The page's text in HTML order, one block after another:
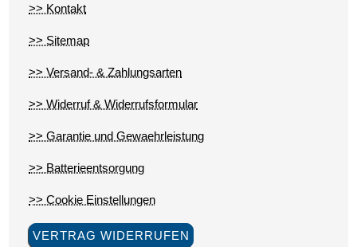
>> Kontakt
>> Sitemap
>> Versand- & Zahlungsarten
>> Widerruf & Widerrufsformular
>> Garantie und Gewaehrleistung
>> Batterieentsorgung
>> Cookie Einstellungen
VERTRAG WIDERRUFEN